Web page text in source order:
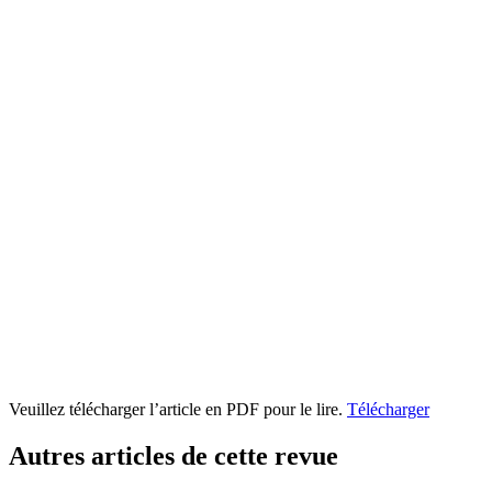
Veuillez télécharger l’article en PDF pour le lire. Télécharger
Autres articles de cette revue